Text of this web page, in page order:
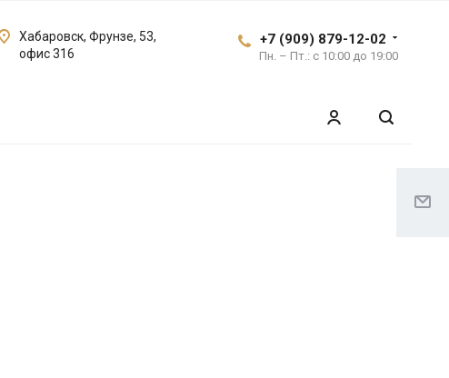
+7 (909) 879-12-02
Пн. – Пт.: с 10:00 до 19:00
Хабаровск, Фрунзе, 53,
офис 316